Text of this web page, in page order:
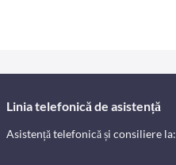
Linia telefonică de asistență
Asistență telefonică și consiliere la: